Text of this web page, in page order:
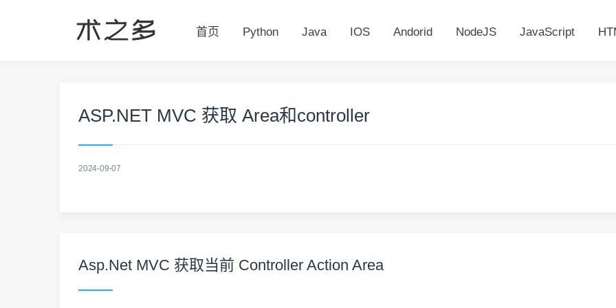
首页 Python Java IOS Andorid NodeJS JavaScript
ASP.NET MVC 获取 Area和controller
2024-09-07
Asp.Net MVC 获取当前 Controller Action Area